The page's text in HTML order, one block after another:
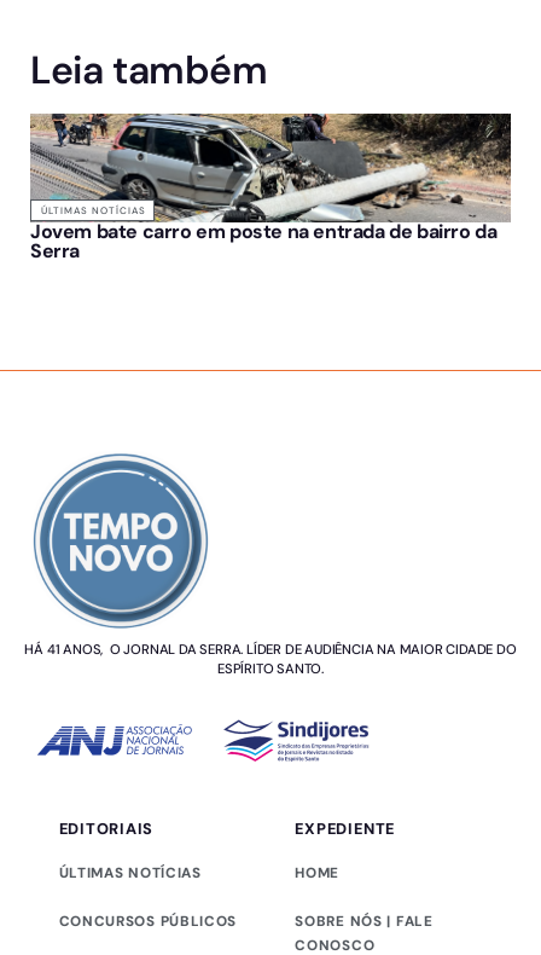
Leia também
ÚLTIMAS NOTÍCIAS
Jovem bate carro em poste na entrada de bairro da
Serra
HÁ 41 ANOS, O JORNAL DA SERRA. LÍDER DE AUDIÊNCIA NA MAIOR CIDADE DO
ESPÍRITO SANTO.
EDITORIAIS
ÚLTIMAS NOTÍCIAS
CONCURSOS PÚBLICOS
EXPEDIENTE
HOME
SOBRE NÓS | FALE
CONOSCO